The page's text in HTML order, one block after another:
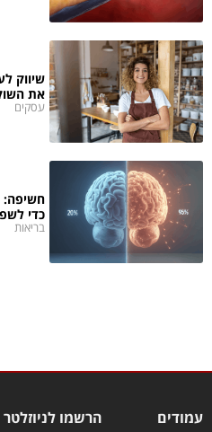
שיווק
את
עסקים
חשיפה:
כדי
בריאות
עמודים
הרשמו לניוזלטר